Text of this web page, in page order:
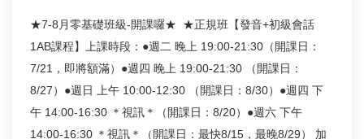
★7-8月零基礎班級-開課囉★ ★正規班【發音+初級會話
1AB課程】上課時段：●週二 晚上 19:00-21:30（開課日：
7/21，即將額滿）●週四 晚上 19:00-21:30 （開課日：
8/27）●週日 上午 10:00-12:30 （開課日：8/30）●週四 下
午 14:00-16:30 ＊視訊＊（開課日：8/20）●週六 下午
14:00-16:30 ＊視訊＊（開課日：最快8/15，最晚8/29） 加